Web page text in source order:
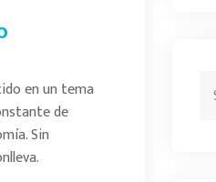
en un tema
de
Sin